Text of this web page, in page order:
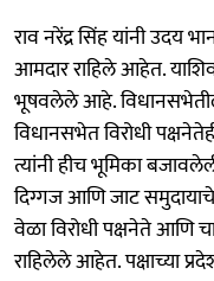
राव नरेंद्र सिंह यांनी उदय
आमदार राहिले आहेत.
भूषवलेले आहे. विधानसभेतील
विधानसभेत विरोधी
त्यांनी हीच भूमिका
दिग्गज आणि जाट
वेळा विरोधी पक्षनेते आणि
राहिलेले आहेत. पक्षाच्या